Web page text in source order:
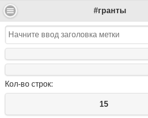
#гранты
Кол-во строк:
15